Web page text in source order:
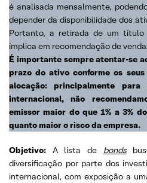
é analisada mensalmente,
depender da disponibilidade dos
Portanto, a retirada de um
implica em recomendação de venda.
É importante sempre atentar-se
prazo do ativo conforme os
alocação: principalmente
internacional, não
emissor maior do que 1% a 3%
quanto maior o risco da empresa.
Objetivo: A lista de bonds
diversificação por parte dos
internacional, com exposição a